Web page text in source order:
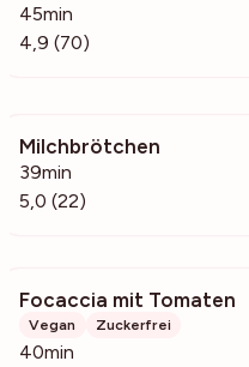
45min
4,9 (70)
Milchbrötchen
39min
5,0 (22)
Focaccia mit Tomaten
Vegan Zuckerfrei
40min